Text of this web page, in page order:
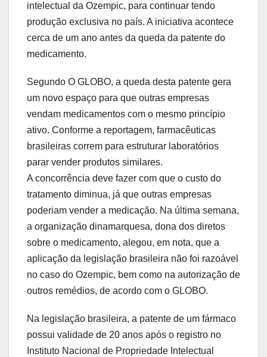
intelectual da Ozempic, para continuar tendo
produção exclusiva no país. A iniciativa acontece
cerca de um ano antes da queda da patente do
medicamento.
Segundo O GLOBO, a queda desta patente gera
um novo espaço para que outras empresas
vendam medicamentos com o mesmo princípio
ativo. Conforme a reportagem, farmacêuticas
brasileiras correm para estruturar laboratórios
parar vender produtos similares.
A concorrência deve fazer com que o custo do
tratamento diminua, já que outras empresas
poderiam vender a medicação. Na última semana,
a organização dinamarquesa, dona dos diretos
sobre o medicamento, alegou, em nota, que a
aplicação da legislação brasileira não foi razoável
no caso do Ozempic, bem como na autorização de
outros remédios, de acordo com o GLOBO.
Na legislação brasileira, a patente de um fármaco
possui validade de 20 anos após o registro no
Instituto Nacional de Propriedade Intelectual